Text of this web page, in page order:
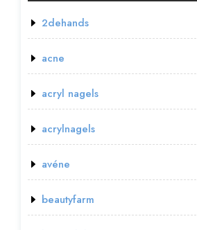
2dehands
acne
acryl nagels
acrylnagels
avéne
beautyfarm